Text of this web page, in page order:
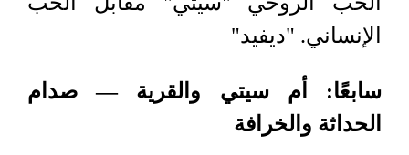
الإنساني. "ديفيد"
سابعًا: أم سيتي والقرية — صدام
الحداثة والخرافة